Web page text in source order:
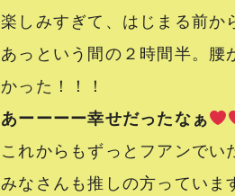
楽しみすぎて、はじまる前か
あっという間の２時間半。腰
かった！！！
あーーーー幸せだったなぁ
これからもずっとフアンで
みなさんも推しの方っていま